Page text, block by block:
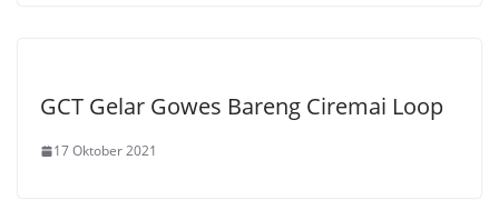
GCT Gelar Gowes Bareng Ciremai Loop
17 Oktober 2021